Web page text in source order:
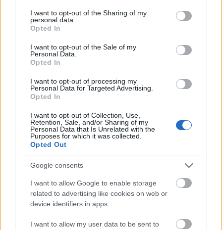
not limited to your visit or usage behaviour. You may click to
grant or deny consent to Google and its third-party tags to
use your data for below specified purposes in below Google
consent section.
I want to opt-out of the Sharing of my
personal data.
Opted In
I want to opt-out of the Sale of my
Personal Data.
Opted In
I want to opt-out of processing my
Personal Data for Targeted Advertising.
Opted In
I want to opt-out of Collection, Use,
Retention, Sale, and/or Sharing of my
Personal Data that Is Unrelated with the
Purposes for which it was collected.
Opted Out
Google consents
I want to allow Google to enable storage
related to advertising like cookies on web or
device identifiers in apps.
I want to allow my user data to be sent to
kankerpreventie.
De rol van thee in de
spijsvertering
Thee is geweldig voor je spijsvertering. Het is een
verzachtend middel bij veel
kamille en gember zijn erg nuttig. Ze kalmeren je
maag en kunnen helpen bij een opgeblazen gevoel,
winderigheid en misselijkheid.
Mensen drinken vaak thee om hun spijsvertering te
bevorderen. Studies tonen aan dat sommige
theesoorten de spijsvertering kunnen
ondersteunen en de opname van voedingsstoffen
kunnen vergemakkelijken. Door deze theesoorten
houden en je spijsvertering verbeteren.